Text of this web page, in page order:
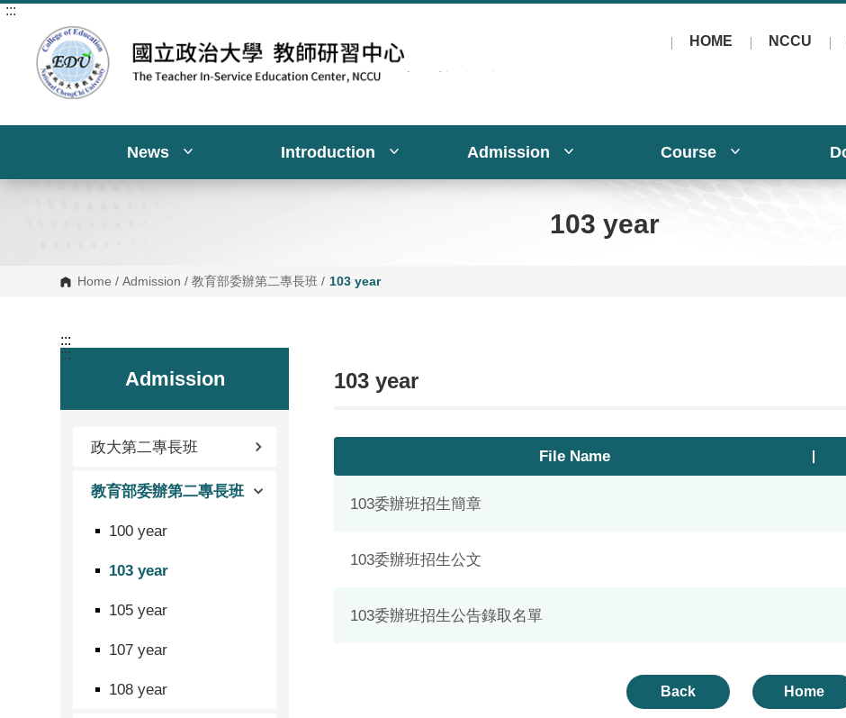
G
e
:::
HOME
NCCU
News Introduction Admission Course
103 year
Home /Admission /教育部委辦第二專長班 / 103 year
:::
Admission
政大第二專長班
教育部委辦第二專長班
100 year
103 year
105 year
107 year
108 year
:::
103 year
File Name
103委辦班招生簡章
103委辦班招生公文
103委辦班招生公告錄取名單
Back Home